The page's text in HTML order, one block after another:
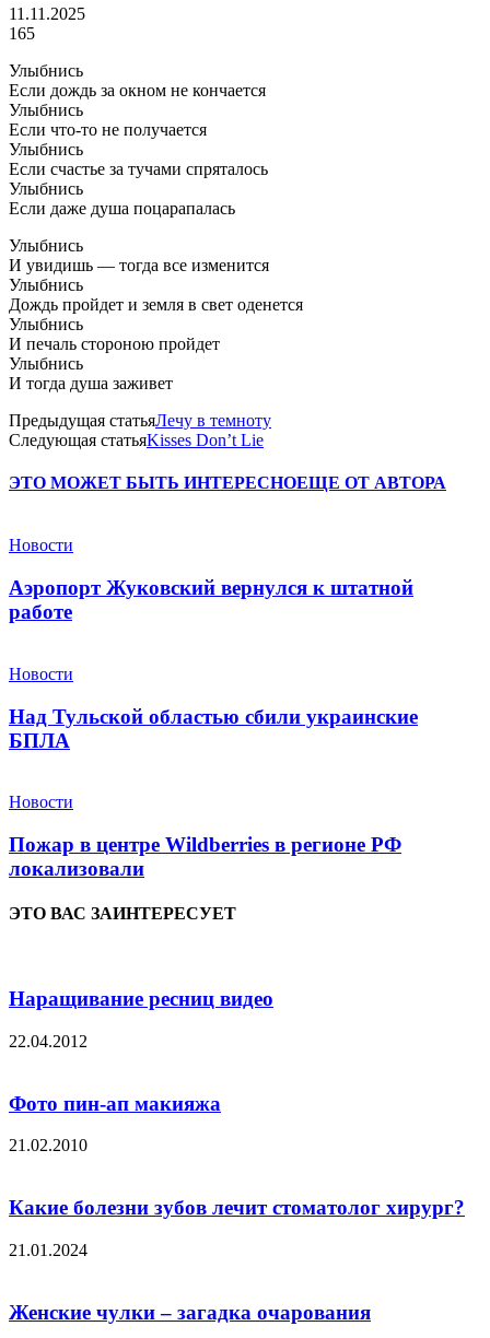
11.11.2025
165
Улыбнись
Если дождь за окном не кончается
Улыбнись
Если что-то не получается
Улыбнись
Если счастье за тучами спряталось
Улыбнись
Если даже душа поцарапалась
Улыбнись
И увидишь — тогда все изменится
Улыбнись
Дождь пройдет и земля в свет оденется
Улыбнись
И печаль стороною пройдет
Улыбнись
И тогда душа заживет
Предыдущая статьяЛечу в темноту
Следующая статьяKisses Don’t Lie
ЭТО МОЖЕТ БЫТЬ ИНТЕРЕСНОЕЩЕ ОТ АВТОРА
Новости
Аэропорт Жуковский вернулся к штатной
работе
Новости
Над Тульской областью сбили украинские
БПЛА
Новости
Пожар в центре Wildberries в регионе РФ
локализовали
ЭТО ВАС ЗАИНТЕРЕСУЕТ
Наращивание ресниц видео
22.04.2012
Фото пин-ап макияжа
21.02.2010
Какие болезни зубов лечит стоматолог хирург?
21.01.2024
Женские чулки – загадка очарования